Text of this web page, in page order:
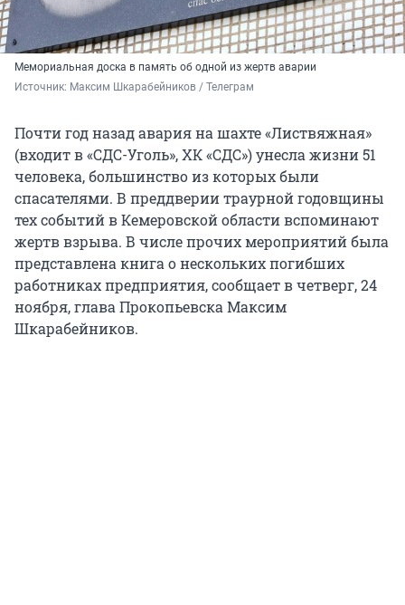
Мемориальная доска в память об одной из жертв аварии
Источник: Максим Шкарабейников / Телеграм
Почти год назад авария на шахте «Листвяжная»
(входит в «СДС-Уголь», ХК «СДС») унесла жизни 51
человека, большинство из которых были
спасателями. В преддверии траурной годовщины
тех событий в Кемеровской области вспоминают
жертв взрыва. В числе прочих мероприятий была
представлена книга о нескольких погибших
работниках предприятия, сообщает в четверг, 24
ноября, глава Прокопьевска Максим
Шкарабейников.